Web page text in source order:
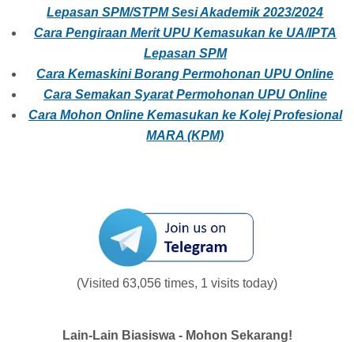
Lepasan SPM/STPM Sesi Akademik 2023/2024
Cara Pengiraan Merit UPU Kemasukan ke UA/IPTA
Lepasan SPM
Cara Kemaskini Borang Permohonan UPU Online
Cara Semakan Syarat Permohonan UPU Online
Cara Mohon Online Kemasukan ke Kolej Profesional
MARA (KPM)
(Visited 63,056 times, 1 visits today)
Lain-Lain Biasiswa - Mohon Sekarang!